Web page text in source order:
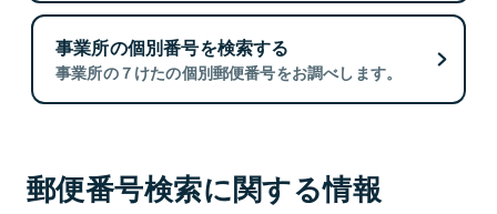
事業所の個別番号を検索する
事業所の７けたの個別郵便番号をお調べします。
郵便番号検索に関する情報